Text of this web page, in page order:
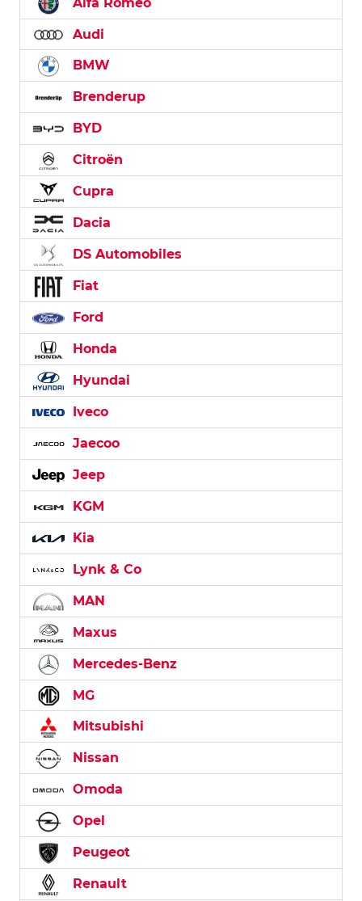
Audi
BMW
Brenderup
BYD
Citroën
Cupra
Dacia
DS Automobiles
Fiat
Ford
Honda
Hyundai
Iveco
Jaecoo
Jeep
KGM
Kia
Lynk & Co
MAN
Maxus
Mercedes-Benz
MG
Mitsubishi
Nissan
Omoda
Opel
Peugeot
Renault